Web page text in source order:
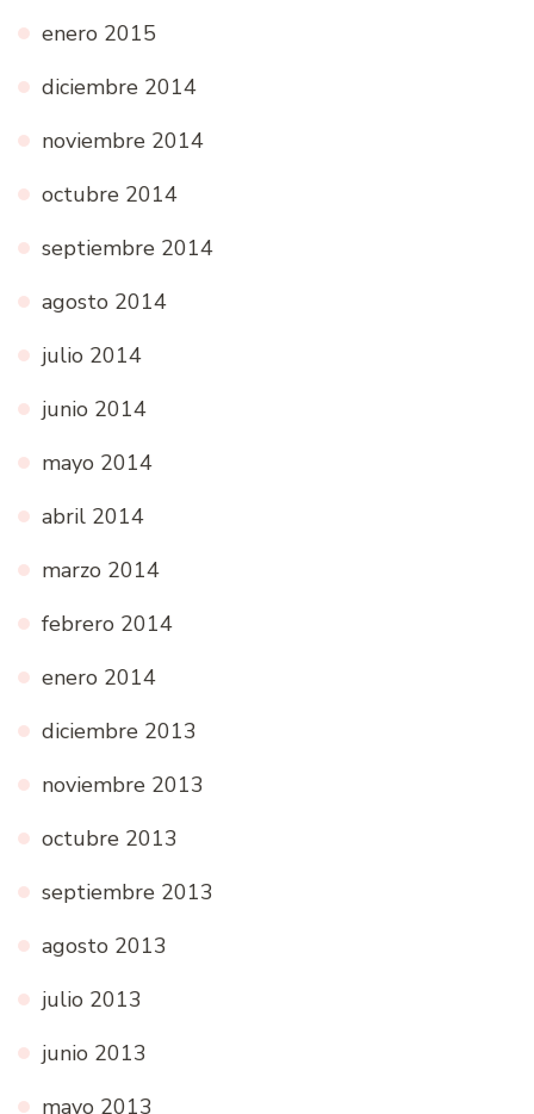
enero 2015
diciembre 2014
noviembre 2014
octubre 2014
septiembre 2014
agosto 2014
julio 2014
junio 2014
mayo 2014
abril 2014
marzo 2014
febrero 2014
enero 2014
diciembre 2013
noviembre 2013
octubre 2013
septiembre 2013
agosto 2013
julio 2013
junio 2013
mayo 2013